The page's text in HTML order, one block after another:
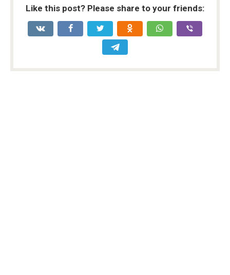
Like this post? Please share to your friends: